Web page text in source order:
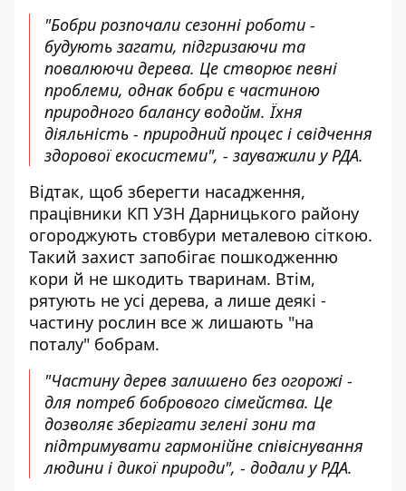
"Бобри розпочали сезонні роботи -
будують загати, підгризаючи та
повалюючи дерева. Це створює певні
проблеми, однак бобри є частиною
природного балансу водойм. Їхня
діяльність - природний процес і свідчення
здорової екосистеми", - зауважили у РДА.
Відтак, щоб зберегти насадження,
працівники КП УЗН Дарницького району
огороджують стовбури металевою сіткою.
Такий захист запобігає пошкодженню
кори й не шкодить тваринам. Втім,
рятують не усі дерева, а лише деякі -
частину рослин все ж лишають "на
поталу" бобрам.
"Частину дерев залишено без огорожі -
для потреб бобрового сімейства. Це
дозволяє зберігати зелені зони та
підтримувати гармонійне співіснування
людини і дикої природи", - додали у РДА.